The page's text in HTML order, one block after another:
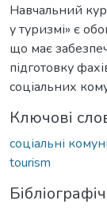
Навчальний
у туризмі» є
що має
підготовку
соціальних
Ключові
соціальні
tourism